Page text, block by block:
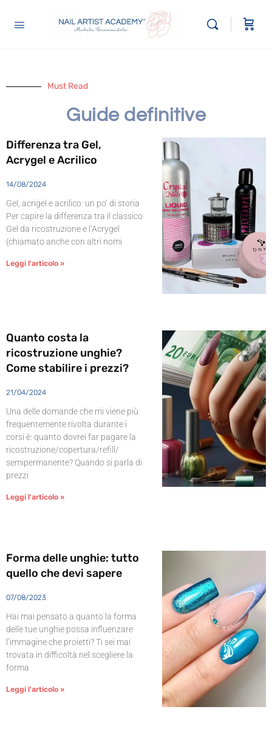
Must Read
Guide definitive
Differenza tra Gel,
Acrygel e Acrilico
14/08/2024
Gel, acrigel e acrilico: un po’ di storia
Per capire la differenza tra il classico
Gel da ricostruzione e l’Acrygel
(chiamato anche con altri nomi
Leggi l'articolo »
Quanto costa la
ricostruzione unghie?
Come stabilire i prezzi?
21/04/2024
Una delle domande che mi viene più
frequentemente rivolta durante i
corsi è: quanto dovrei far pagare la
ricostruzione/copertura/refill/
semipermanente? Quando si parla di
prezzi
Leggi l'articolo »
Forma delle unghie: tutto
quello che devi sapere
07/08/2023
Hai mai pensato a quanto la forma
delle tue unghie possa influenzare
l’immagine che proietti? Ti sei mai
trovata in difficoltà nel scegliere la
forma
Leggi l'articolo »